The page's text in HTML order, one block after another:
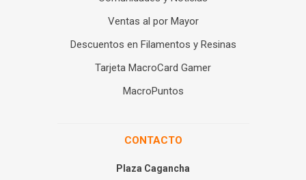
Ventas al por Mayor
Descuentos en Filamentos y Resinas
Tarjeta MacroCard Gamer
MacroPuntos
CONTACTO
Plaza Cagancha